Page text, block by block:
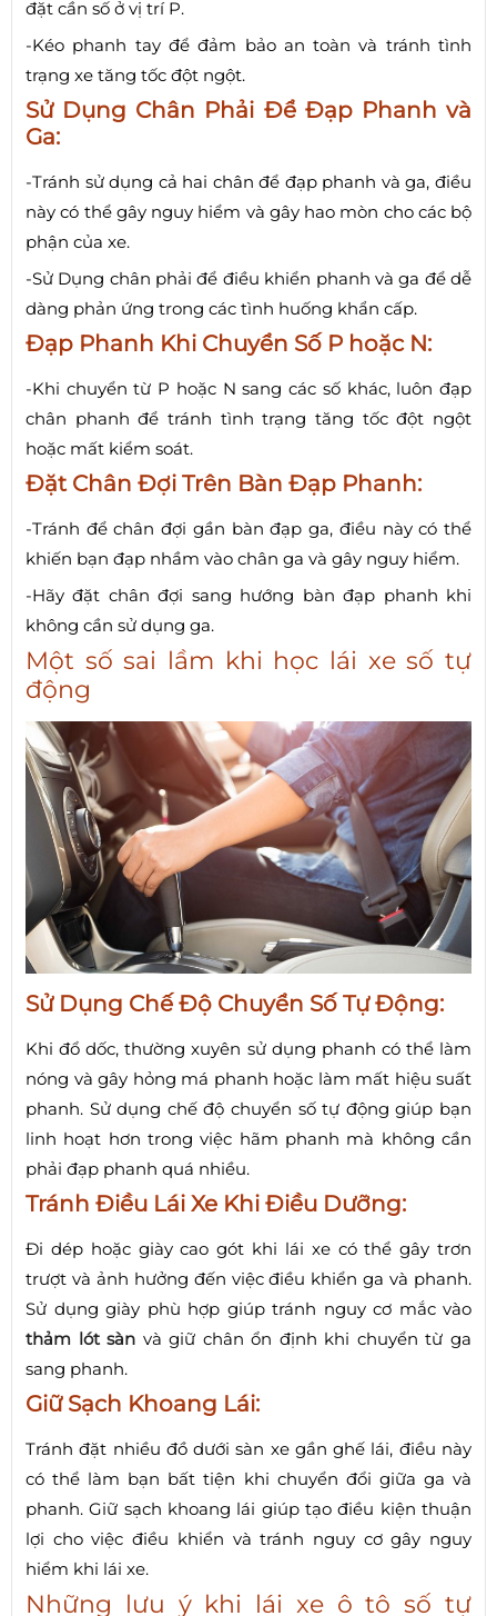
đặt cần số ở vị trí P.
-Kéo phanh tay để đảm bảo an toàn và tránh tình
trạng xe tăng tốc đột ngột.
Sử Dụng Chân Phải Để Đạp Phanh và
Ga:
-Tránh sử dụng cả hai chân để đạp phanh và ga, điều
này có thể gây nguy hiểm và gây hao mòn cho các bộ
phận của xe.
-Sử Dụng chân phải để điều khiển phanh và ga để dễ
dàng phản ứng trong các tình huống khẩn cấp.
Đạp Phanh Khi Chuyển Số P hoặc N:
-Khi chuyển từ P hoặc N sang các số khác, luôn đạp
chân phanh để tránh tình trạng tăng tốc đột ngột
hoặc mất kiểm soát.
Đặt Chân Đợi Trên Bàn Đạp Phanh:
-Tránh để chân đợi gần bàn đạp ga, điều này có thể
khiến bạn đạp nhầm vào chân ga và gây nguy hiểm.
-Hãy đặt chân đợi sang hướng bàn đạp phanh khi
không cần sử dụng ga.
Một số sai lầm khi học lái xe số tự
động
Sử Dụng Chế Độ Chuyển Số Tự Động:
Khi đổ dốc, thường xuyên sử dụng phanh có thể làm
nóng và gây hỏng má phanh hoặc làm mất hiệu suất
phanh. Sử dụng chế độ chuyển số tự động giúp bạn
linh hoạt hơn trong việc hãm phanh mà không cần
phải đạp phanh quá nhiều.
Tránh Điều Lái Xe Khi Điều Dưỡng:
Đi dép hoặc giày cao gót khi lái xe có thể gây trơn
trượt và ảnh hưởng đến việc điều khiển ga và phanh.
Sử dụng giày phù hợp giúp tránh nguy cơ mắc vào
thảm lót sàn và giữ chân ổn định khi chuyển từ ga
sang phanh.
Giữ Sạch Khoang Lái:
Tránh đặt nhiều đồ dưới sàn xe gần ghế lái, điều này
có thể làm bạn bất tiện khi chuyển đổi giữa ga và
phanh. Giữ sạch khoang lái giúp tạo điều kiện thuận
lợi cho việc điều khiển và tránh nguy cơ gây nguy
hiểm khi lái xe.
Những lưu ý khi lái xe ô tô số tự